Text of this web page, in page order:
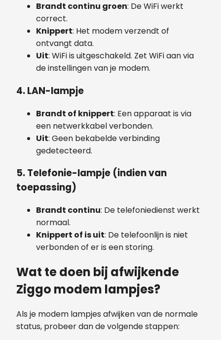
Brandt continu groen: De WiFi werkt
correct.
Knippert: Het modem verzendt of
ontvangt data.
Uit: WiFi is uitgeschakeld. Zet WiFi aan via
de instellingen van je modem.
4.LAN-lampje
Brandt of knippert: Een apparaat is via
een netwerkkabel verbonden.
Uit: Geen bekabelde verbinding
gedetecteerd.
5.Telefonie-lampje (indien van
toepassing)
Brandt continu: De telefoniedienst werkt
normaal.
Knippert of is uit: De telefoonlijn is niet
verbonden of er is een storing.
Wat te doen bij afwijkende
Ziggo modem lampjes?
Als je modem lampjes afwijken van de normale
status, probeer dan de volgende stappen: